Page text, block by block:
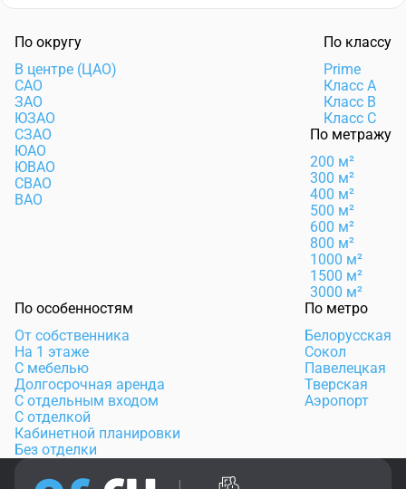
По округу
В центре (ЦАО)
САО
ЗАО
ЮЗАО
СЗАО
ЮАО
ЮВАО
СВАО
ВАО
По классу
Prime
Класс А
Класс B
Класс C
По метражу
200 м²
300 м²
400 м²
500 м²
600 м²
800 м²
1000 м²
1500 м²
3000 м²
По особенностям
От собственника
На 1 этаже
С мебелью
Долгосрочная аренда
С отдельным входом
С отделкой
Кабинетной планировки
Без отделки
По метро
Белорусская
Сокол
Павелецкая
Тверская
Аэропорт